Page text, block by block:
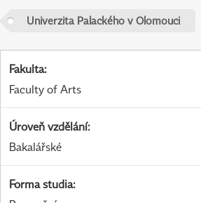
Univerzita Palackého v Olomouci
Fakulta:
Faculty of Arts
Úroveň vzdělání:
Bakalářské
Forma studia: